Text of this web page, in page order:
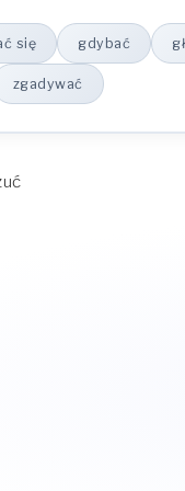
się gdybać
zgadywać